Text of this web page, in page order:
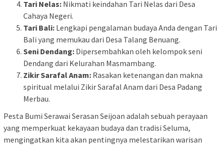
Tari Nelas: Nikmati keindahan Tari Nelas dari Desa
Cahaya Negeri.
Tari Bali: Lengkapi pengalaman budaya Anda dengan Tari
Bali yang memukau dari Desa Talang Benuang.
Seni Dendang: Dipersembahkan oleh kelompok seni
Dendang dari Kelurahan Masmambang.
Zikir Sarafal Anam: Rasakan ketenangan dan makna
spiritual melalui Zikir Sarafal Anam dari Desa Padang
Merbau.
Pesta Bumi Serawai Serasan Seijoan adalah sebuah perayaan
yang memperkuat kekayaan budaya dan tradisi Seluma,
mengingatkan kita akan pentingnya melestarikan warisan